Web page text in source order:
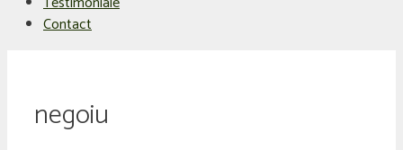
Contact
negoiu